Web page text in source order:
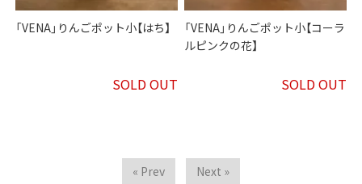
「VENA」りんごポット小【はち】
SOLD OUT
「VENA」りんごポット小【コーラ
ルピンクの花】
SOLD OUT
« Prev
Next »